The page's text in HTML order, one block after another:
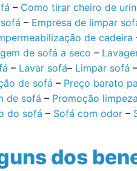
– Como tirar cheiro de
– Empresa de limpar
de cadeira
de sofá a seco –
– Lavar sofá– Limpar sofá –
de sofá – Preço barato
de sofá – Promoção
do sofá – Sofá com odor –
dos